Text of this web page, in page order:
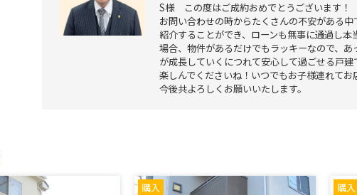
S様 この度はご成約おめでとうございます！
お問い合わせの時からたくさんの不安がある
紹介することができ、ローンも無事に通過し
場合、物件があるだけでもラッキーなので、
が成長していくにつれて安心して過ごせる戸
楽しんでくださいね！いつでもお子様連れてお
今後共よろしくお願いいたします。
購入 購入